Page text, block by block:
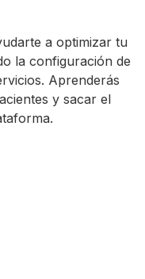
a optimizar tu
la configuración de
Aprenderás
y sacar el